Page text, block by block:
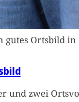
gutes Ortsbild
und zwei